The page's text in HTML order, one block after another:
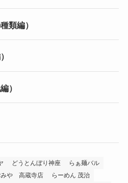
類編）
）
どうとんぼり神座
らぁ麺バル
みや 高蔵寺店
らーめん 茂治